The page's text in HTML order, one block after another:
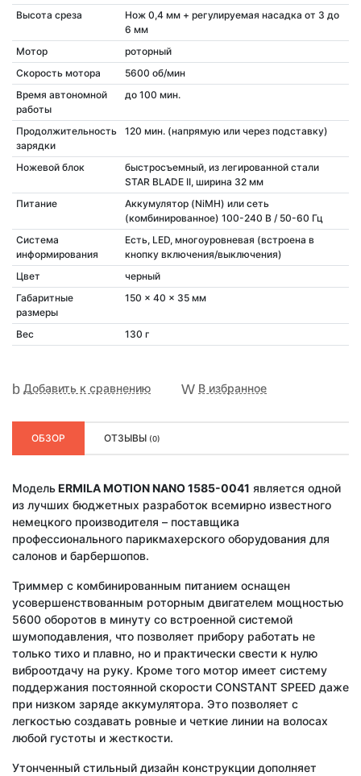
Высота среза
Нож 0,4 мм + регулируемая насадка от 3 до
6 мм
Мотор
роторный
Скорость мотора
5600 об/мин
Время автономной
работы
до 100 мин.
Продолжительность
зарядки
120 мин. (напрямую или через подставку)
Ножевой блок
быстросъемный, из легированной стали
STAR BLADE II, ширина 32 мм
Питание
Аккумулятор (NiMH) или сеть
(комбинированное) 100-240 В / 50-60 Гц
Система
информирования
Есть, LED, многоуровневая (встроена в
кнопку включения/выключения)
Цвет
черный
Габаритные
размеры
150 × 40 × 35 мм
Вес 130 г
Добавить к сравнению В избранное
ОБЗОР ОТЗЫВЫ (0)
МодельERMILA MOTION NANO 1585-0041 является одной
из лучших бюджетных разработок всемирно известного
немецкого производителя – поставщика
профессионального парикмахерского оборудования для
салонов и барбершопов.
Триммер с комбинированным питанием оснащен
усовершенствованным роторным двигателем мощностью
5600 оборотов в минуту со встроенной системой
шумоподавления, что позволяет прибору работать не
только тихо и плавно, но и практически свести к нулю
виброотдачу на руку. Кроме того мотор имеет систему
поддержания постоянной скорости CONSTANT SPEED даже
при низком заряде аккумулятора. Это позволяет с
легкостью создавать ровные и четкие линии на волосах
любой густоты и жесткости.
Утонченный стильный дизайн конструкции дополняет